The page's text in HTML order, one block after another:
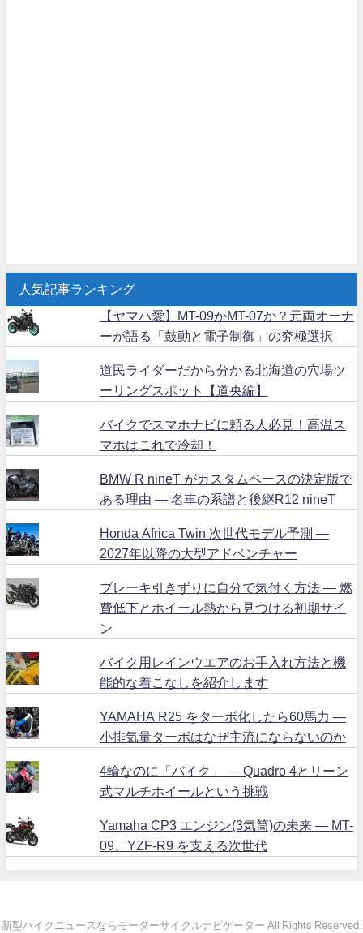
人気記事ランキング
【ヤマハ愛】MT-09かMT-07か？元両オーナ
ーが語る「鼓動と電子制御」の究極選択
道民ライダーだから分かる北海道の穴場ツ
ーリングスポット【道央編】
バイクでスマホナビに頼る人必見！高温ス
マホはこれで冷却！
BMW R nineT がカスタムベースの決定版で
ある理由 ― 名車の系譜と後継R12 nineT
Honda Africa Twin 次世代モデル予測 ―
2027年以降の大型アドベンチャー
ブレーキ引きずりに自分で気付く方法 ― 燃
費低下とホイール熱から見つける初期サイ
ン
バイク用レインウエアのお手入れ方法と機
能的な着こなしを紹介します
YAMAHA R25 をターボ化したら60馬力 ―
小排気量ターボはなぜ主流にならないのか
4輪なのに「バイク」 ― Quadro 4とリーン
式マルチホイールという挑戦
Yamaha CP3 エンジン(3気筒)の未来 ― MT-
09、YZF-R9 を支える次世代
新型バイクニュースならモーターサイクルナビゲーター All Rights Reserved.